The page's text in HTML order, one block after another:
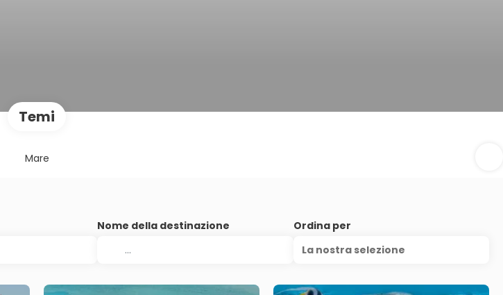
Temi
Mare
Nome della destinazione
Ordina per
La nostra selezione